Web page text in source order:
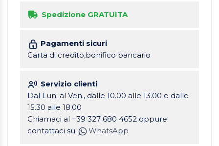
Spedizione GRATUITA
Pagamenti sicuri
Carta di credito,bonifico bancario
Servizio clienti
Dal Lun. al Ven., dalle 10.00 alle 13.00 e dalle
15.30 alle 18.00
Chiamaci al +39 327 680 4652 oppure
contattaci su
WhatsApp